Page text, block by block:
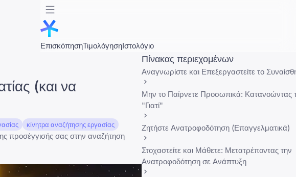
ΕπισκόπησηΤιμολόγησηΙστολόγιο
(και να
κίνητρα αναζήτησης εργασίας
προσέγγισής σας στην αναζήτηση
Πίνακας περιεχομένων
Αναγνωρίστε και Επεξεργαστείτε το
Μην το Παίρνετε Προσωπικά: Κατανοώντας
"Γιατί"
Ζητήστε Ανατροφοδότηση (Επαγγελματικά)
Στοχαστείτε και Μάθετε: Μετατρέποντας την
Ανατροφοδότηση σε Ανάπτυξη